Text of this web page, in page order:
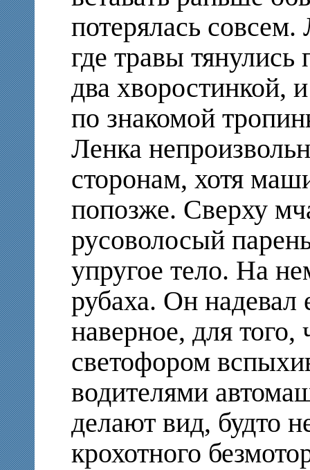
потерялась
где травы
два хворостинкой,
по знакомой
Ленка
сторонам, хотя
попозже. Сверху
русоволосый
упругое тело. На
рубаха. Он надевал
наверное, для
светофором
водителями
делают вид, будто
крохотного